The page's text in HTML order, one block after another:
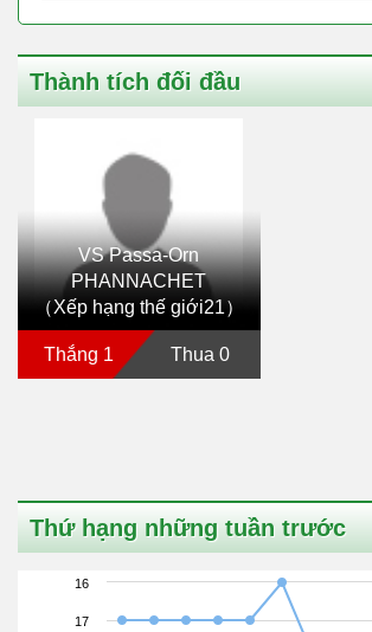
Thành tích đối đầu
VS Passa-Orn
PHANNACHET
（Xếp hạng thế giới21）
Thắng 1 Thua 0
Thứ hạng những tuần trước
16
17